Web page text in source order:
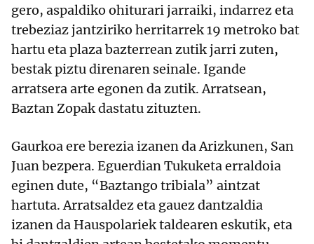
gero, aspaldiko ohiturari jarraiki, indarrez eta
trebeziaz jantziriko herritarrek 19 metroko bat
hartu eta plaza bazterrean zutik jarri zuten,
bestak piztu direnaren seinale. Igande
arratsera arte egonen da zutik. Arratsean,
Baztan Zopak dastatu zituzten.
Gaurkoa ere berezia izanen da Arizkunen, San
Juan bezpera. Eguerdian Tukuketa erraldoia
eginen dute, “Baztango tribiala” aintzat
hartuta. Arratsaldez eta gauez dantzaldia
izanen da Hauspolariek taldearen eskutik, eta